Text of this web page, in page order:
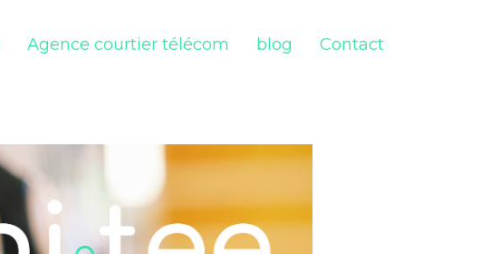
Agence courtier télécom blog Contact